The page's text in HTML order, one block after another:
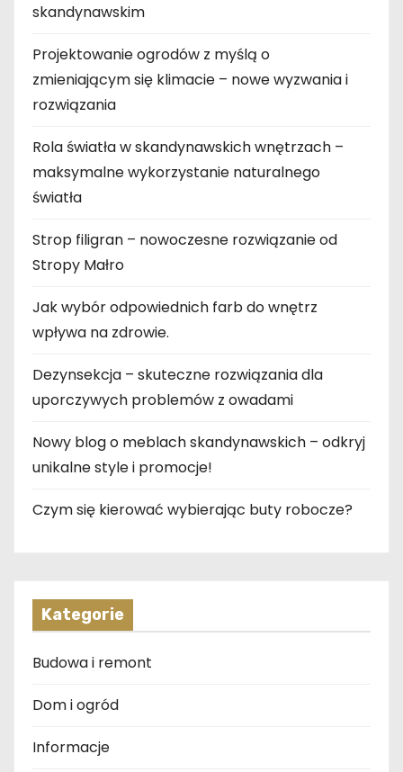
skandynawskim
Projektowanie ogrodów z myślą o
zmieniającym się klimacie – nowe wyzwania i
rozwiązania
Rola światła w skandynawskich wnętrzach –
maksymalne wykorzystanie naturalnego
światła
Strop filigran – nowoczesne rozwiązanie od
Stropy Małro
Jak wybór odpowiednich farb do wnętrz
wpływa na zdrowie.
Dezynsekcja – skuteczne rozwiązania dla
uporczywych problemów z owadami
Nowy blog o meblach skandynawskich – odkryj
unikalne style i promocje!
Czym się kierować wybierając buty robocze?
Kategorie
Budowa i remont
Dom i ogród
Informacje